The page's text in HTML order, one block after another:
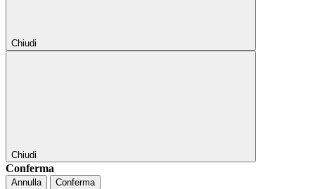
Chiudi
Chiudi
Conferma
Annulla Conferma